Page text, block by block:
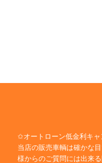
✩オートローン低金利キ
当店の販売車輌は確かな
様からのご質問には出来